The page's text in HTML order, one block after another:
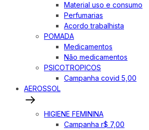
Material uso e consumo
Perfumarias
Acordo trabalhista
POMADA
Medicamentos
Não medicamentos
PSICOTROPICOS
Campanha covid 5,00
AEROSSOL
HIGIENE FEMININA
Campanha r$ 7,00